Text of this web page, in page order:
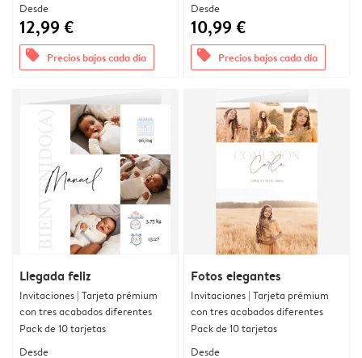
Desde
12,99 €
offers Precios bajos cada día
Desde
10,99 €
offers Precios bajos cada día
Llegada feliz
Invitaciones | Tarjeta prémium
con tres acabados diferentes
Pack de 10 tarjetas
Desde
Fotos elegantes
Invitaciones | Tarjeta prémium
con tres acabados diferentes
Pack de 10 tarjetas
Desde